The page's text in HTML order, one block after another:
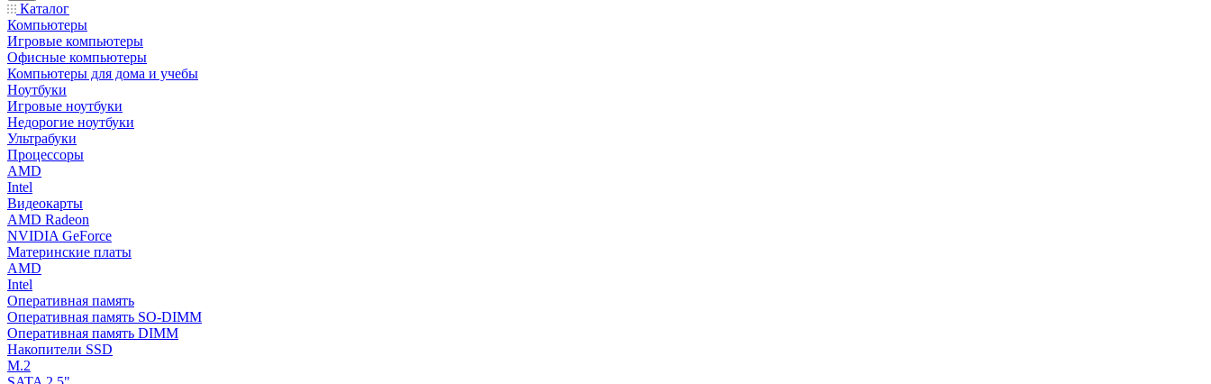
Каталог
Компьютеры
Игровые компьютеры
Офисные компьютеры
Компьютеры для дома и учебы
Ноутбуки
Игровые ноутбуки
Недорогие ноутбуки
Ультрабуки
Процессоры
AMD
Intel
Видеокарты
AMD Radeon
NVIDIA GeForce
Материнские платы
AMD
Intel
Оперативная память
Оперативная память SO-DIMM
Оперативная память DIMM
Накопители SSD
M.2